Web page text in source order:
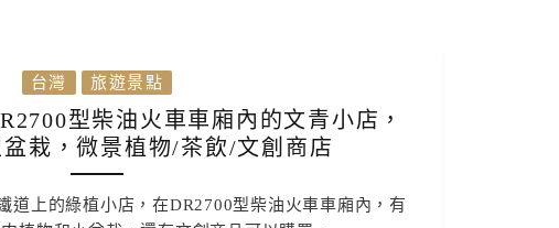
台灣 旅遊景點
型柴油火車車廂內的文青小店，
栽，微景植物/茶飲/文創商店
道上的綠植小店，在DR2700型柴油火車車廂內，有